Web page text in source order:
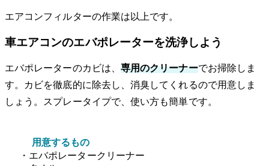
エアコンフィルターの作業は以上です。
車エアコンのエバポレーターを洗浄しよう
エバポレーターのカビは、 専用のクリーナーでお掃除しま
す。カビを徹底的に除去し、消臭してくれるので用意しま
しょう。スプレータイプで、使い方も簡単です。
用意するもの
・エバポレータークリーナー